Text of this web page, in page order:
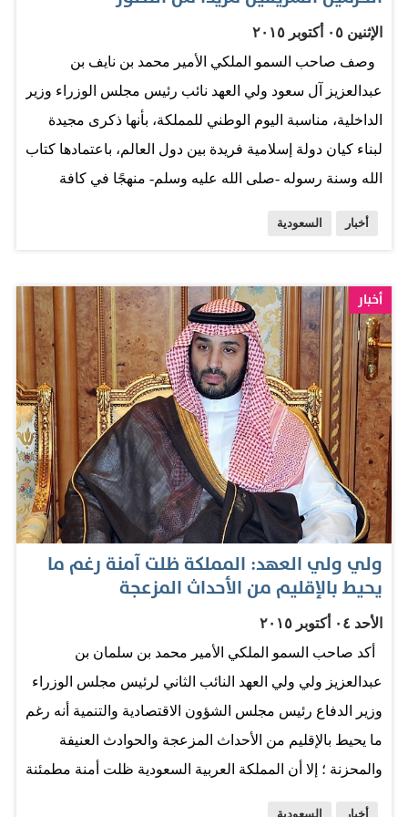
حفّزهم للمخاطرة بحياتهم على هذا النحو المعتم؟ أشد عتاة
كبيرة في مجريات الإرهاب الذي أصبحت تتدخل فيه عوامل
الإثنين ٠٥ أكتوبر ٢٠١٥
وصف صاحب السمو الملكي الأمير محمد بن نايف بن
عبدالعزيز آل سعود ولي العهد نائب رئيس مجلس الوزراء وزير
الداخلية، مناسبة اليوم الوطني للمملكة، بأنها ذكرى مجيدة
لبناء كيان دولة إسلامية فريدة بين دول العالم، باعتمادها كتاب
الله وسنة رسوله -صلى الله عليه وسلم- منهجًا في كافة
سلمان بن عبدالعزيز آل سعود -أعزه الله ورعاه- للحرمين
الشريفين وكافة شؤون المسلمين، مؤكدا أن المملكة العربية
السعودية ستشهد -بإذن الله- في عهده الزاهر مزيدًا من
التطور والازدهار والنماء، وسيكون للشأن الإسلامي في
عمومه مزيد الرعاية والعناية من لدنه - حفظه الله -. وفيما
يلي نص كلمة سمو ولي العهد: يحتفل المسلمون في مشارق
الأرض ومغاربها بحلول عيد الأضحى المبارك بكل ما تحمله هذه
المناسبة الإسلامية الكبيرة من معانٍ سامية، تجلت في وحدة
المسلمين وتضامنهم وتوحيدهم لخالقهم ومشاركتهم الفرحة
لإخوانهم حجاج بيت الله الحرام على تمكنهم من أداء مناسك
الحج لهذا الركن الخامس من أركان الإسلام بكل يسر وسهولة
وأمن واطمئنان، بتوفيق الله ثم بالرعاية الكريمة والعناية
العظيمة التي يوليها سيدي خادم الحرمين الشريفين الملك
سلمان بن عبدالعزيز آل سعود - حفظه الله - لضيوف الرحمن،
وحرصه الشديد -…
أخبار السعودية
أخبار
ولي ولي العهد: المملكة ظلت آمنة رغم ما
يحيط بالإقليم من الأحداث المزعجة
الأحد ٠٤ أكتوبر ٢٠١٥
أكد صاحب السمو الملكي الأمير محمد بن سلمان بن
عبدالعزيز ولي ولي العهد النائب الثاني لرئيس مجلس الوزراء
وزير الدفاع رئيس مجلس الشؤون الاقتصادية والتنمية أنه رغم
ما يحيط بالإقليم من الأحداث المزعجة والحوادث العنيفة
والمحزنة ؛ إلا أن المملكة العربية السعودية ظلت أمنة مطمئنة
أخبار السعودية